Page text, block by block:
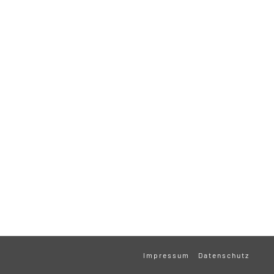
Impressum Datenschutz